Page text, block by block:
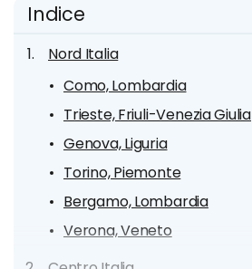
Indice
Nord Italia
Como, Lombardia
Trieste, Friuli-Venezia Giulia
Genova, Liguria
Torino, Piemonte
Bergamo, Lombardia
Verona, Veneto